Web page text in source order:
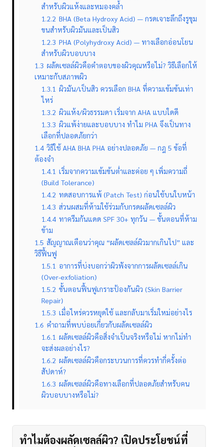
สำหรับผิวแห้งและหมองคล้ำ
1.2.2 BHA (Beta Hydroxy Acid) — กรดเจาะลึกถึงรูขุม
ขนสำหรับผิวมันและเป็นสิว
1.2.3 PHA (Polyhydroxy Acid) — ทางเลือกอ่อนโยน
สำหรับผิวบอบบาง
1.3 ผลัดเซลล์ผิวคือคำตอบของผิวคุณหรือไม่? วิธีเลือกให้
เหมาะกับสภาพผิว
1.3.1 ผิวมัน/เป็นสิว ควรเลือก BHA ที่ความเข้มข้นเท่า
ไหร่
1.3.2 ผิวแห้ง/ผิวธรรมดา เริ่มจาก AHA แบบใดดี
1.3.3 ผิวแพ้ง่ายและบอบบาง ทำไม PHA จึงเป็นทาง
เลือกที่ปลอดภัยกว่า
1.4 วิธีใช้ AHA BHA PHA อย่างปลอดภัย — กฎ 5 ข้อที่
ต้องจำ
1.4.1 เริ่มจากความเข้มข้นต่ำและค่อย ๆ เพิ่มความถี่
(Build Tolerance)
1.4.2 ทดสอบการแพ้ (Patch Test) ก่อนใช้บนใบหน้า
1.4.3 ส่วนผสมที่ห้ามใช้ร่วมกับกรดผลัดเซลล์ผิว
1.4.4 ทาครีมกันแดด SPF 30+ ทุกวัน — ขั้นตอนที่ห้าม
ข้าม
1.5 สัญญาณเตือนว่าคุณ “ผลัดเซลล์ผิวมากเกินไป” และ
วิธีฟื้นฟู
1.5.1 อาการที่บ่งบอกว่าผิวพังจากการผลัดเซลล์เกิน
(Over-exfoliation)
1.5.2 ขั้นตอนฟื้นฟูเกราะป้องกันผิว (Skin Barrier
Repair)
1.5.3 เมื่อไหร่ควรหยุดใช้ และกลับมาเริ่มใหม่อย่างไร
1.6 คำถามที่พบบ่อยเกี่ยวกับผลัดเซลล์ผิว
1.6.1 ผลัดเซลล์ผิวคือสิ่งจำเป็นจริงหรือไม่ หากไม่ทำ
จะส่งผลอย่างไร?
1.6.2 ผลัดเซลล์ผิวคือกระบวนการที่ควรทำกี่ครั้งต่อ
สัปดาห์?
1.6.3 ผลัดเซลล์ผิวคือทางเลือกที่ปลอดภัยสำหรับคน
ผิวบอบบางหรือไม่?
ทำไมต้องผลัดเซลล์ผิว? เปิดประโยชน์ที่